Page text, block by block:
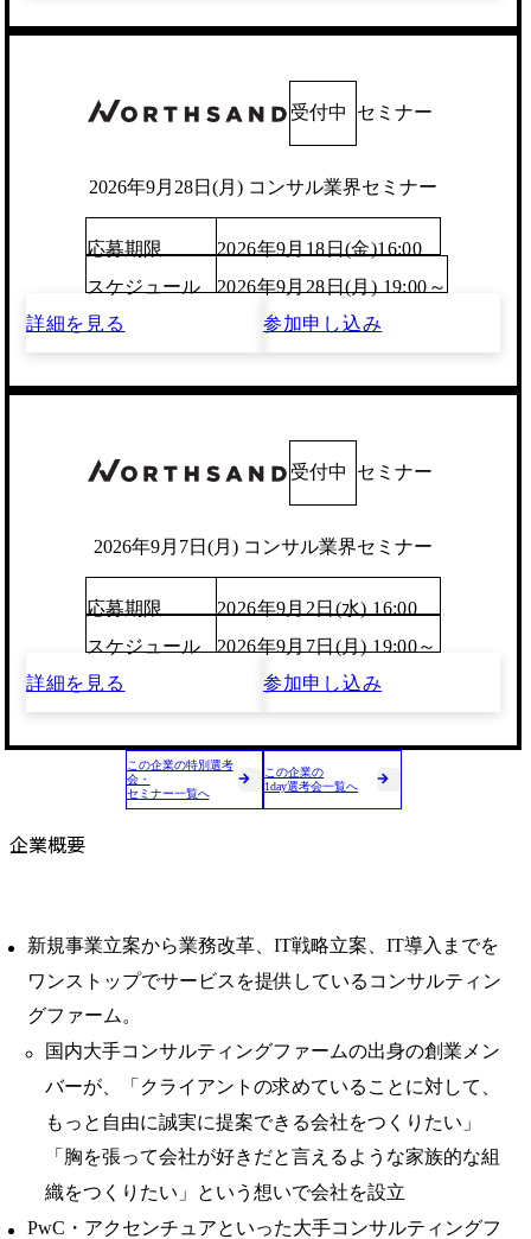
受付中 セミナー
2026年9月28日(月) コンサル業界セミナー
応募期限
2026年9月18日(金)16:00
スケジュール
2026年9月28日(月) 19:00～
詳細を見る
参加申し込み
受付中 セミナー
2026年9月7日(月) コンサル業界セミナー
応募期限
2026年9月2日(水) 16:00
スケジュール
2026年9月7日(月) 19:00～
詳細を見る
参加申し込み
この企業の特別選考
会・
セミナー一覧へ
この企業の
1day選考会一覧へ
企業概要
新規事業立案から業務改革、IT戦略立案、IT導入までを
ワンストップでサービスを提供しているコンサルティン
グファーム。
国内大手コンサルティングファームの出身の創業メン
バーが、「クライアントの求めていることに対して、
もっと自由に誠実に提案できる会社をつくりたい」
「胸を張って会社が好きだと言えるような家族的な組
織をつくりたい」という想いで会社を設立
PwC・アクセンチュアといった大手コンサルティングフ